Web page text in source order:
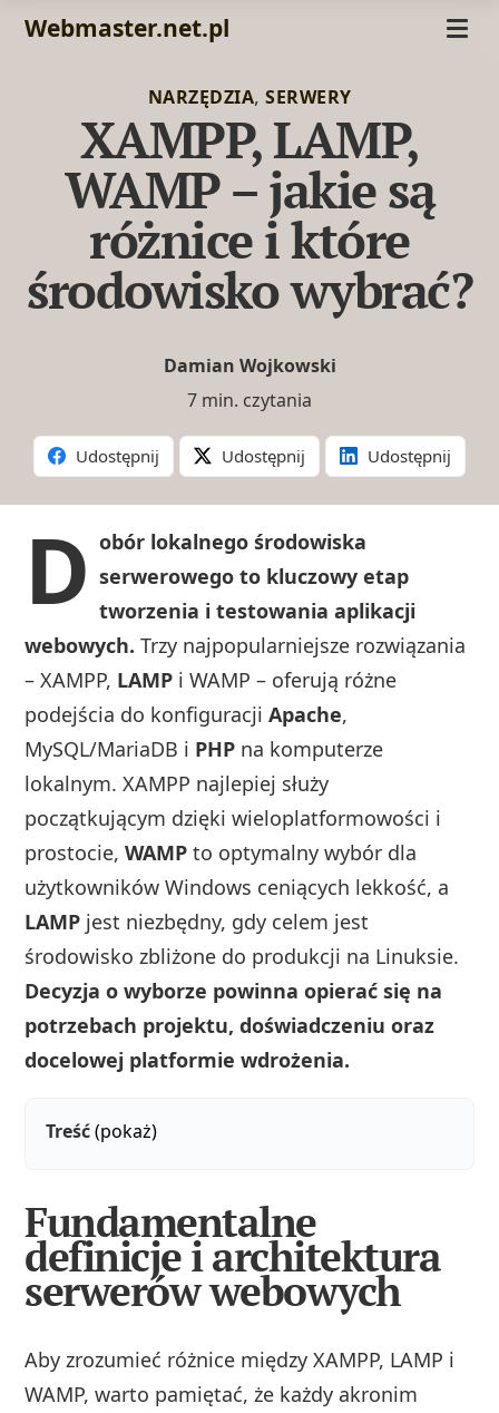
Webmaster.net.pl
NARZĘDZIA, SERWERY
XAMPP, LAMP,
WAMP – jakie są
różnice i które
środowisko wybrać?
Damian Wojkowski
7 min. czytania
Udostępnij Udostępnij Udostępnij
D obór lokalnego środowiska
serwerowego to kluczowy etap
tworzenia i testowania aplikacji
webowych. Trzy najpopularniejsze rozwiązania
– XAMPP, LAMP i WAMP – oferują różne
podejścia do konfiguracjiApache,
MySQL/MariaDB i PHP na komputerze
lokalnym. XAMPP najlepiej służy
początkującym dzięki wieloplatformowości i
prostocie,WAMP to optymalny wybór dla
użytkowników Windows ceniących lekkość, a
LAMP jest niezbędny, gdy celem jest
środowisko zbliżone do produkcji na Linuksie.
Decyzja o wyborze powinna opierać się na
potrzebach projektu, doświadczeniu oraz
docelowej platformie wdrożenia.
Treść(pokaż)
Fundamentalne
definicje i architektura
serwerów webowych
Aby zrozumieć różnice między XAMPP, LAMP i
WAMP, warto pamiętać, że każdy akronim